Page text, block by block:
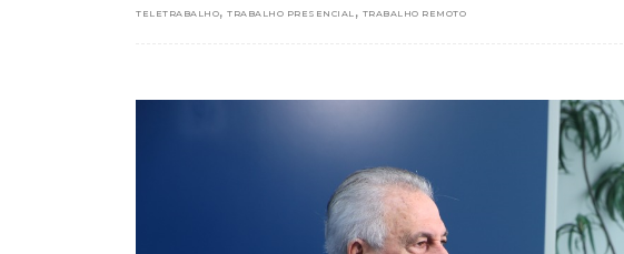
TELETRABALHO, TRABALHO PRESENCIAL , TRABALHO REMOTO